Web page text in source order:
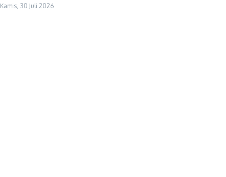
Kamis, 30 Juli 2026